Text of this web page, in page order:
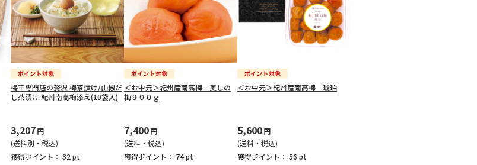
梅干専門店の贅沢 梅茶漬け/山椒だ
し茶漬け 紀州南高梅添え(10袋入)
3,207円
(送料別・税込)
獲得ポイント： 32 pt
＜お中元＞紀州産南高梅 美しの
梅９００ｇ
7,400円
(送料・税込)
獲得ポイント： 74 pt
＜お中元＞紀州産南高梅 琥珀
5,600円
(送料・税込)
獲得ポイント： 56 pt